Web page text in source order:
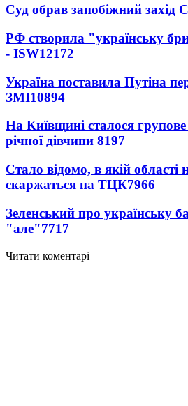
Суд обрав запобіжний захід
РФ створила "українську
- ISW12172
Україна поставила Путіна
ЗМІ10894
На Київщині сталося
річної дівчини 8197
Стало відомо, в якій області
скаржаться на ТЦК7966
Зеленський про українську
"але"7717
Читати коментарі